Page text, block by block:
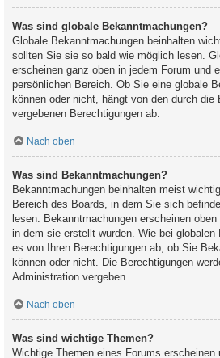
Was sind globale Bekanntmachungen?
Globale Bekanntmachungen beinhalten
sollten Sie sie so bald wie möglich lesen.
erscheinen ganz oben in jedem Forum und
persönlichen Bereich. Ob Sie eine globale
können oder nicht, hängt von den durch die
vergebenen Berechtigungen ab.
Nach oben
Was sind Bekanntmachungen?
Bekanntmachungen beinhalten meist
Bereich des Boards, in dem Sie sich
lesen. Bekanntmachungen erscheinen
in dem sie erstellt wurden. Wie bei globalen
es von Ihren Berechtigungen ab, ob Sie
können oder nicht. Die Berechtigungen
Administration vergeben.
Nach oben
Was sind wichtige Themen?
Wichtige Themen eines Forums erscheinen